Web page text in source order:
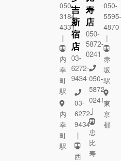
050-
3184-
4331
｜
内
幸
町
駅
内
幸
町
駅
吉
新
宿
店
03-
6272-
9434
03-
6272-
9434
｜
西
寿
店
050-
5872-
0241
050-
5872-
0241
｜
恵
比
寿
050-
4870
｜
赤
坂
駅
東
京
都